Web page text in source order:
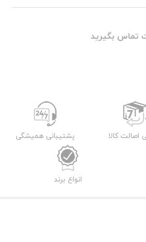
تماس بگیرید
اصالت کالا پشتیبانی همیشگی
انواع برند